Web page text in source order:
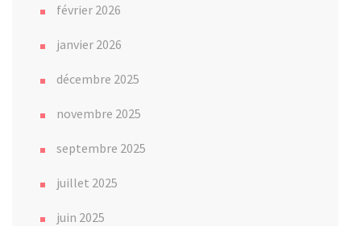
février 2026
janvier 2026
décembre 2025
novembre 2025
septembre 2025
juillet 2025
juin 2025